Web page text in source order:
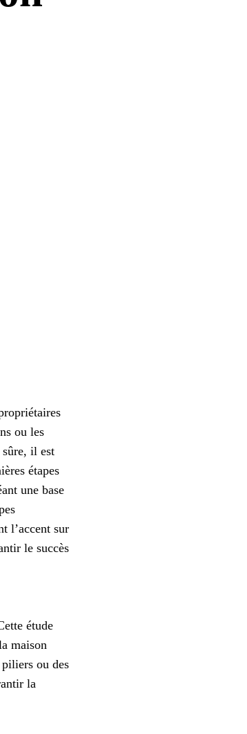
ou les
sûre, il est
étapes
une base
l’accent sur
le succès
étude
maison
ou des
la